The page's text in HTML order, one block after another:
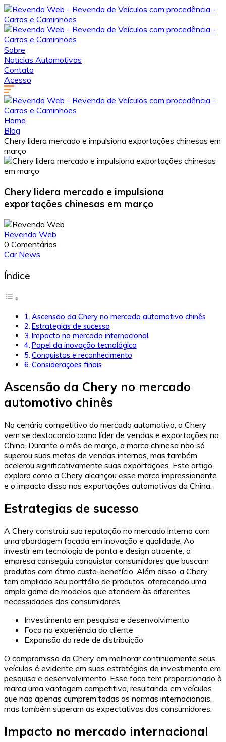
Sobre
Notícias Automotivas
Contato
Acesso
Home
Blog
Chery lidera mercado e impulsiona exportações chinesas em
março
Chery lidera mercado e impulsiona
exportações chinesas em março
Revenda Web
0 Comentários
Car News
Índice
Ascensão da Chery no mercado automotivo chinês
Estrategias de sucesso
Impacto no mercado internacional
Papel da inovação tecnológica
Conquistas e reconhecimento
Considerações finais
Ascensão da Chery no mercado
automotivo chinês
No cenário competitivo do mercado automotivo, a Chery
vem se destacando como líder de vendas e exportações na
China. Durante o mês de março, a marca chinesa não só
superou suas metas de vendas internas, mas também
acelerou significativamente suas exportações. Este artigo
explora como a Chery alcançou esse marco impressionante
e o impacto disso nas exportações automotivas da China.
Estrategias de sucesso
A Chery construiu sua reputação no mercado interno com
uma abordagem focada em inovação e qualidade. Ao
investir em tecnologia de ponta e design atraente, a
empresa conseguiu conquistar consumidores que buscam
produtos com ótimo custo-benefício. Além disso, a Chery
tem ampliado seu portfólio de produtos, oferecendo uma
ampla gama de modelos que atendem às diferentes
necessidades dos consumidores.
Investimento em pesquisa e desenvolvimento
Foco na experiência do cliente
Expansão da rede de distribuição
O compromisso da Chery em melhorar continuamente seus
veículos é evidente em suas estratégias de investimento em
pesquisa e desenvolvimento. Esse foco tem proporcionado à
marca uma vantagem competitiva, resultando em veículos
que não apenas cumprem todas as normas internacionais,
mas também superam as expectativas dos consumidores.
Impacto no mercado internacional